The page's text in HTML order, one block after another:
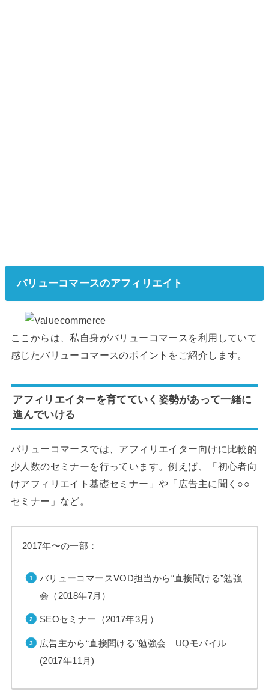
バリューコマースのアフィリエイト
ここからは、私自身がバリューコマースを利用していて
感じたバリューコマースのポイントをご紹介します。
アフィリエイターを育てていく姿勢があって一緒に
進んでいける
バリューコマースでは、アフィリエイター向けに比較的
少人数のセミナーを行っています。例えば、「初心者向
けアフィリエイト基礎セミナー」や「広告主に聞く○○
セミナー」など。
2017年〜の一部：
バリューコマースVOD担当から“直接聞ける”勉強
会（2018年7月）
SEOセミナー（2017年3月）
広告主から“直接聞ける”勉強会 UQモバイル
(2017年11月)